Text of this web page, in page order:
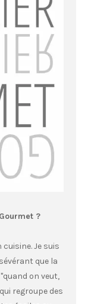
?
Je suis
que la
on veut,
regroupe des